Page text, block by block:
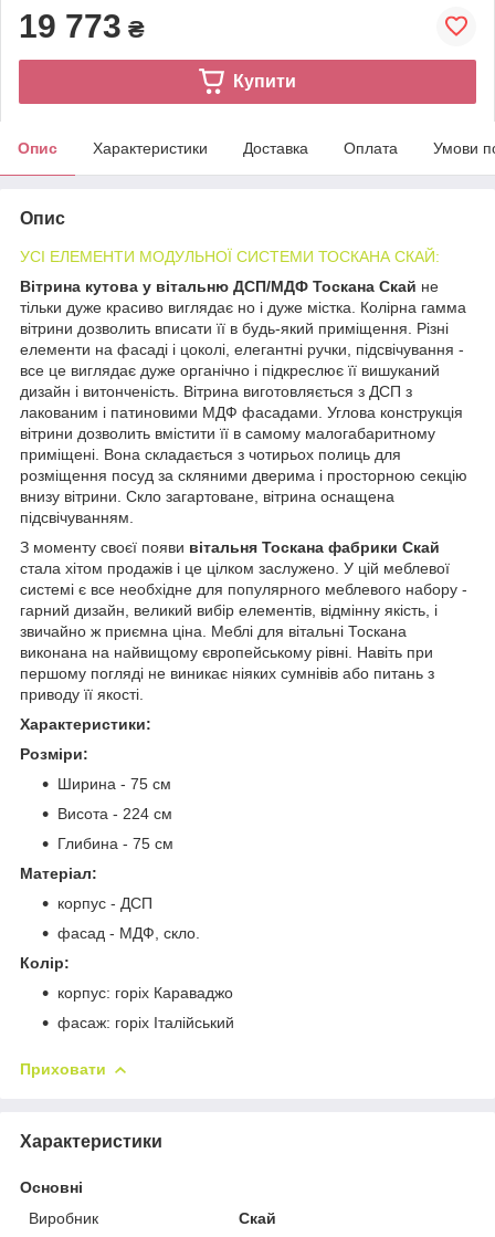
19 773 ₴
Купити
Опис Характеристики Доставка Оплата Умови
Опис
УСІ ЕЛЕМЕНТИ МОДУЛЬНОЇ СИСТЕМИ ТОСКАНА СКАЙ:
Вітрина кутова у вітальню ДСП/МДФ Тоскана Скай не
тільки дуже красиво виглядає но і дуже містка. Колірна гамма
вітрини дозволить вписати її в будь-який приміщення. Різні
елементи на фасаді і цоколі, елегантні ручки, підсвічування -
все це виглядає дуже органічно і підкреслює її вишуканий
дизайн і витонченість. Вітрина виготовляється з ДСП з
лакованим і патиновими МДФ фасадами. Углова конструкція
вітрини дозволить вмістити її в самому малогабаритному
приміщені. Вона складається з чотирьох полиць для
розміщення посуд за скляними дверима і просторною секцію
внизу вітрини. Скло загартоване, вітрина оснащена
підсвічуванням.
З моменту своєї появи вітальня Тоскана фабрики Скай
стала хітом продажів і це цілком заслужено. У цій меблевої
системі є все необхідне для популярного меблевого набору -
гарний дизайн, великий вибір елементів, відмінну якість, і
звичайно ж приємна ціна. Меблі для вітальні Тоскана
виконана на найвищому європейському рівні. Навіть при
першому погляді не виникає ніяких сумнівів або питань з
приводу її якості.
Характеристики:
Розміри:
Ширина - 75 см
Висота - 224 см
Глибина - 75 см
Матеріал:
корпус - ДСП
фасад - МДФ, скло.
Колір:
корпус: горіх Караваджо
фасаж: горіх Італійський
Приховати
Характеристики
Основні
Виробник
Скай